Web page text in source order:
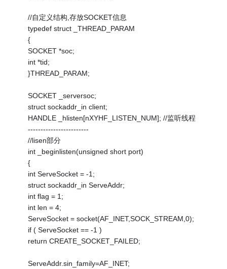
//自定义结构,存放SOCKET信息
typedef struct _THREAD_PARAM
{
SOCKET *soc;
int *tid;
}THREAD_PARAM;
SOCKET _serversoc;
struct sockaddr_in client;
HANDLE _hlisten[nXYHF_LISTEN_NUM]; //监听线程
------------------------
//lisen部分
int _beginlisten(unsigned short port)
{
int ServeSocket = -1;
struct sockaddr_in ServeAddr;
int flag = 1;
int len = 4;
ServeSocket = socket(AF_INET,SOCK_STREAM,0);
if ( ServeSocket == -1 )
return CREATE_SOCKET_FAILED;
ServeAddr.sin_family=AF_INET;